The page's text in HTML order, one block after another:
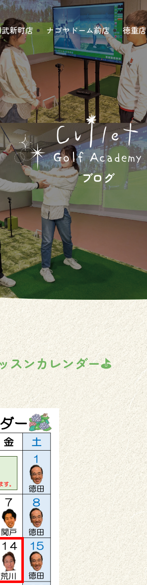
新町店 ナゴヤドーム前店 徳重店
ブログ
ンカレンダー⛳️